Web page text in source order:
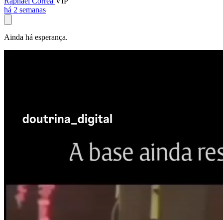
há 2 semanas
Ainda há esperança.